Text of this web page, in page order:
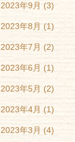
2023年9月 (3)
2023年8月 (1)
2023年7月 (2)
2023年6月 (1)
2023年5月 (2)
2023年4月 (1)
2023年3月 (4)